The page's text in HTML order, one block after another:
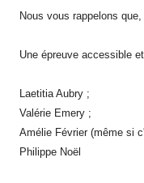
Nous vous rappelons
Une épreuve accessible
Laetitia Aubry ;
Valérie Emery ;
Amélie Février (même si
Philippe Noël